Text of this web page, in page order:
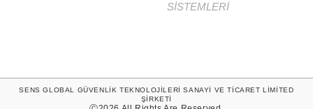
SISTEMLERI
SENS GLOBAL GÜVENLİK TEKNOLOJİLERİ SANAYİ VE TİCARET LİMİTED
ŞİRKETİ